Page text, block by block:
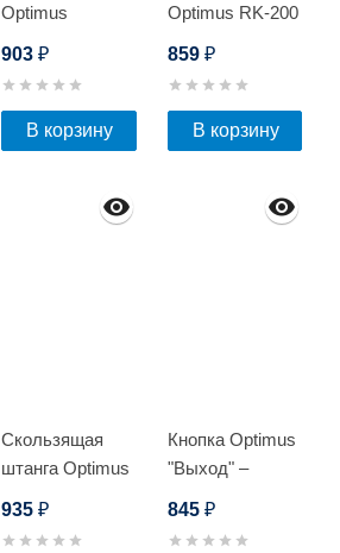
Optimus
903₽
В корзину
Optimus RK-200
859 ₽
В корзину
Скользящая
штанга Optimus
935₽
Кнопка Optimus
"Выход" –
845 ₽